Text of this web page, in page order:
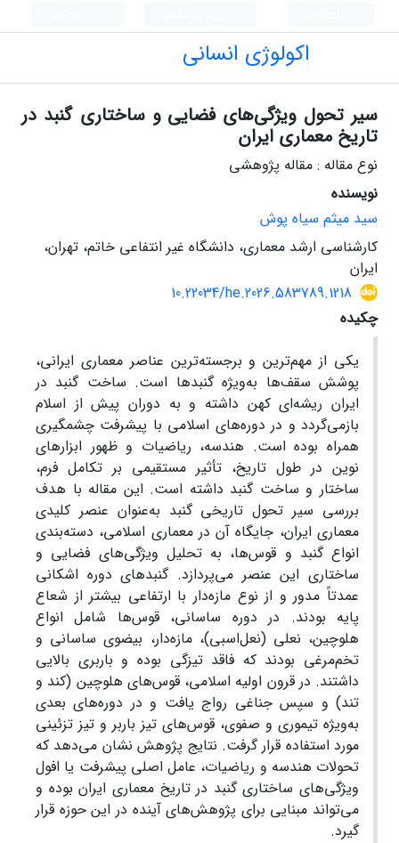
اکولوژی انسانی
سیر تحول ویژگی‌های فضایی و ساختاری گنبد در
تاریخ معماری ایران
نوع مقاله : مقاله پژوهشی
نویسنده
سید میثم سیاه پوش
کارشناسى ارشد معمارى، دانشگاه غیر انتفاعى خاتم، تهران،
ایران
10.22034/he.2026.583789.1218
چکیده
یکی از مهم‌ترین و برجسته‌ترین عناصر معماری ایرانی،
پوشش سقف‌ها به‌ویژه گنبدها است. ساخت گنبد در
ایران ریشه‌ای کهن داشته و به دوران پیش از اسلام
بازمی‌گردد و در دوره‌های اسلامی با پیشرفت چشمگیری
همراه بوده است. هندسه، ریاضیات و ظهور ابزارهای
نوین در طول تاریخ، تأثیر مستقیمی بر تکامل فرم،
ساختار و ساخت گنبد داشته است. این مقاله با هدف
بررسی سیر تحول تاریخی گنبد به‌عنوان عنصر کلیدی
معماری ایران، جایگاه آن در معماری اسلامی، دسته‌بندی
انواع گنبد و قوس‌ها، به تحلیل ویژگی‌های فضایی و
ساختاری این عنصر می‌پردازد. گنبدهای دوره اشکانی
عمدتاً مدور و از نوع مازه‌دار با ارتفاعی بیشتر از شعاع
پایه بودند. در دوره ساسانی، قوس‌ها شامل انواع
هلوچین، نعلی (نعل‌اسبی)، مازه‌دار، بیضوی ساسانی و
تخم‌مرغی بودند که فاقد تیزگی بوده و باربری بالایی
داشتند. در قرون اولیه اسلامی، قوس‌های هلوچین (کند و
تند) و سپس جناغی رواج یافت و در دوره‌های بعدی
به‌ویژه تیموری و صفوی، قوس‌های تیز باربر و تیز تزئینی
مورد استفاده قرار گرفت. نتایج پژوهش نشان می‌دهد که
تحولات هندسه و ریاضیات، عامل اصلی پیشرفت یا افول
ویژگی‌های ساختاری گنبد در تاریخ معماری ایران بوده و
می‌تواند مبنایی برای پژوهش‌های آینده در این حوزه قرار
گیرد.